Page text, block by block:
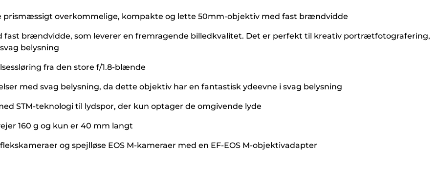
prismæssigt overkommelige, kompakte og lette 50mm-objektiv med fast brændvidde
brændvidde, som leverer en fremragende billedkvalitet. Det er perfekt til kreativ portrætfotografering,
belysning
fra den store f/1.8-blænde
med svag belysning, da dette objektiv har en fantastisk ydeevne i svag belysning
STM-teknologi til lydspor, der kun optager de omgivende lyde
160 g og kun er 40 mm langt
og spejlløse EOS M-kameraer med en EF-EOS M-objektivadapter